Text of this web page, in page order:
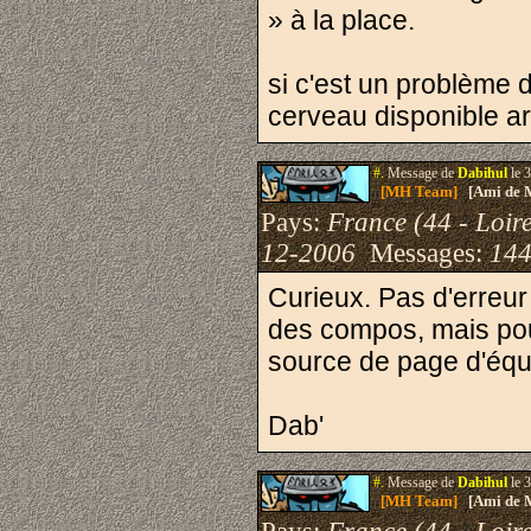
» à la place.
si c'est un problème
cerveau disponible
#.Message deDabihulle
[MH Team][Ami de
Pays:France (44 -
12-2006Messages:
Curieux. Pas
des compos, mais
source de page
Dab'
#.Message deDabihulle
[MH Team][Ami de